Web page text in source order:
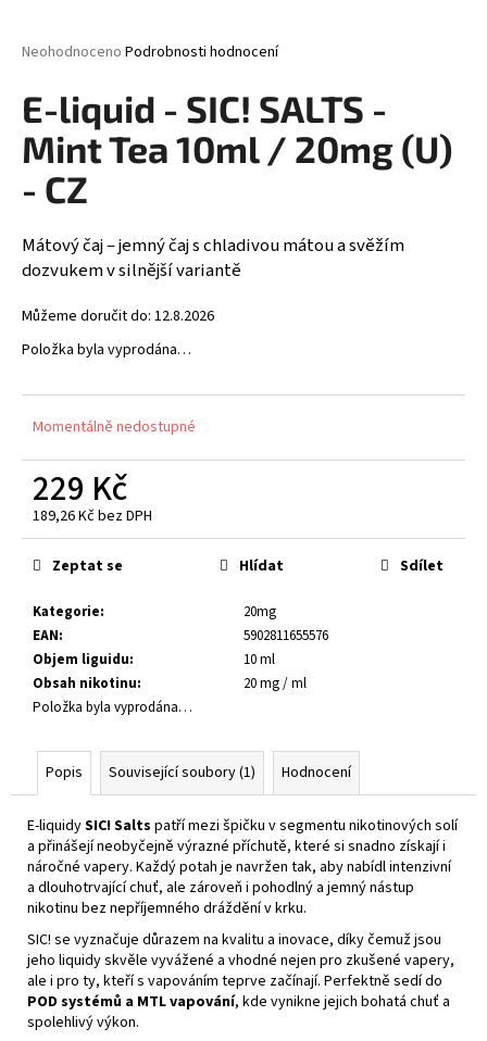
Průměrné
produktu
je
0,0
z
hvězdiček.
Neohodnoceno Podrobnosti hodnocení
E-liquid - SIC! SALTS -
Mint Tea 10ml / 20mg (U)
- CZ
Mátový čaj – jemný čaj s chladivou mátou a svěžím
dozvukem v silnější variantě
Můžeme doručit do: 12.8.2026
Položka byla vyprodána…
Momentálně nedostupné
229 Kč
189,26 Kč bez DPH
Měrná
cena:
Kategorie:
20mg
EAN:
5902811655576
Objem liguidu:
10 ml
Obsah nikotinu:
20 mg / ml
Položka byla vyprodána…
Zeptat se Hlídat Sdílet
Popis Související soubory (1) Hodnocení
E-liquidySIC! Salts patří mezi špičku v segmentu nikotinových solí
a přinášejí neobyčejně výrazné příchutě, které si snadno získají i
náročné vapery. Každý potah je navržen tak, aby nabídl intenzivní
a dlouhotrvající chuť, ale zároveň i pohodlný a jemný nástup
nikotinu bez nepříjemného dráždění v krku.
SIC! se vyznačuje důrazem na kvalitu a inovace, díky čemuž jsou
jeho liquidy skvěle vyvážené a vhodné nejen pro zkušené vapery,
ale i pro ty, kteří s vapováním teprve začínají. Perfektně sedí do
POD systémů a MTL vapování, kde vynikne jejich bohatá chuť a
spolehlivývýkon.
j
t
?
HLEDAT
D
p
o
u
u
j
E-
LIQUID
COFFEE
TOBACCO
20MG
229
Kč